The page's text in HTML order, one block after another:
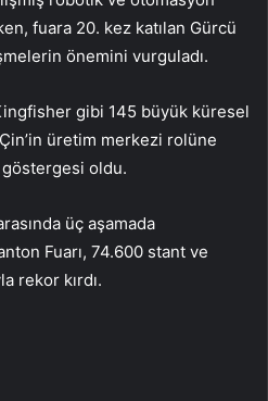
fuara 20. kez katılan Gürcü
önemini vurguladı.
gibi 145 büyük küresel
üretim merkezi rolüne
oldu.
üç aşamada
Fuarı, 74.600 stant ve
rekor kırdı.